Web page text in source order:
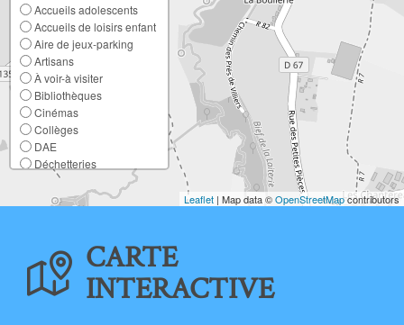
Accueils adolescents
Accueils de loisirs enfant
Aire de jeux-parking
Artisans
À voir-à visiter
Bibliothèques
Cinémas
Collèges
DAE
Déchetteries
Ecoles élémentaires
Ecoles maternelles
Lieux de culte
Mairies
Multi-accueil
Offices de Tourisme
Leaflet | Map data ©OpenStreetMapcontributors
CARTE
INTERACTIVE